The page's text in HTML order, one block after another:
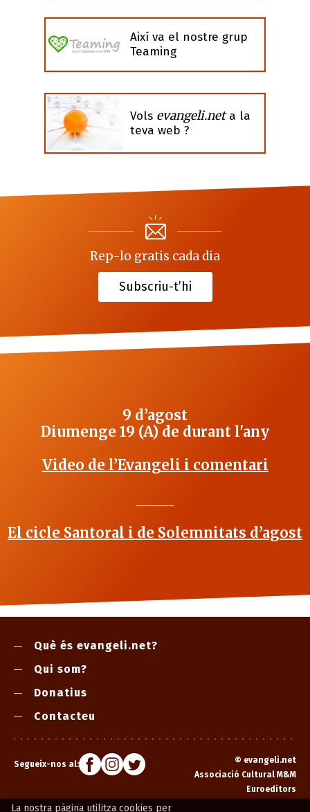
La nostra pàgina utilitza cookies per
Així va el nostre grup
Teaming
Vols evangeli.neta la
teva web ?
Rep-lo gratis cada dia
Subscriu-t’hi
9 d’agost
Diumenge 19 (A) de durant l'any
Video de l’Evangeli i comentari
El cicle Santoral i de Solemnitats d’agost
Què és evangeli.net?
Qui som?
Donatius
Contacteu
Segueix-nos al: © evangeli.net
Associació Cultural M&M
Euroeditors